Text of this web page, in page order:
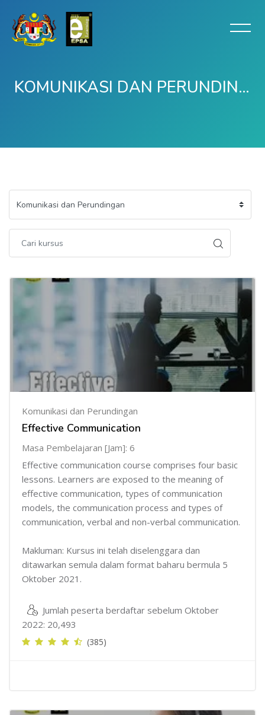
KOMUNIKASI DAN PERUNDINGAN
Komunikasi dan Perundingan
Effective Communication
Masa Pembelajaran [Jam]: 6
Effective communication course comprises four basic
lessons. Learners are exposed to the meaning of
effective communication, types of communication
models, the communication process and types of
communication, verbal and non-verbal communication.
Makluman: Kursus ini telah diselenggara dan
ditawarkan semula dalam format baharu bermula 5
Oktober 2021.
Jumlah peserta berdaftar sebelum Oktober
2022: 20,493
(385)